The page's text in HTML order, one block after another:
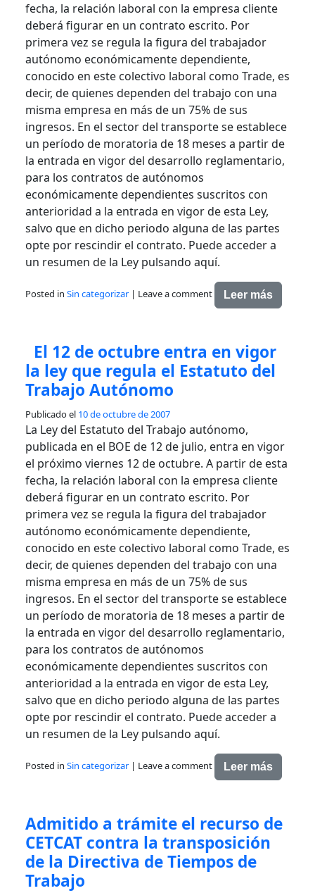
fecha, la relación laboral con la empresa cliente
deberá figurar en un contrato escrito. Por
primera vez se regula la figura del trabajador
autónomo económicamente dependiente,
conocido en este colectivo laboral como Trade, es
decir, de quienes dependen del trabajo con una
misma empresa en más de un 75% de sus
ingresos. En el sector del transporte se establece
un período de moratoria de 18 meses a partir de
la entrada en vigor del desarrollo reglamentario,
para los contratos de autónomos
económicamente dependientes suscritos con
anterioridad a la entrada en vigor de esta Ley,
salvo que en dicho periodo alguna de las partes
opte por rescindir el contrato. Puede acceder a
un resumen de la Ley pulsando aquí.
Posted in Sin categorizar | Leave a comment Leer más
El 12 de octubre entra en vigor
la ley que regula el Estatuto del
Trabajo Autónomo
Publicado el 10 de octubre de 2007
La Ley del Estatuto del Trabajo autónomo,
publicada en el BOE de 12 de julio, entra en vigor
el próximo viernes 12 de octubre. A partir de esta
fecha, la relación laboral con la empresa cliente
deberá figurar en un contrato escrito. Por
primera vez se regula la figura del trabajador
autónomo económicamente dependiente,
conocido en este colectivo laboral como Trade, es
decir, de quienes dependen del trabajo con una
misma empresa en más de un 75% de sus
ingresos. En el sector del transporte se establece
un período de moratoria de 18 meses a partir de
la entrada en vigor del desarrollo reglamentario,
para los contratos de autónomos
económicamente dependientes suscritos con
anterioridad a la entrada en vigor de esta Ley,
salvo que en dicho periodo alguna de las partes
opte por rescindir el contrato. Puede acceder a
un resumen de la Ley pulsando aquí.
Posted in Sin categorizar | Leave a comment Leer más
Admitido a trámite el recurso de
CETCAT contra la transposición
de la Directiva de Tiempos de
Trabajo